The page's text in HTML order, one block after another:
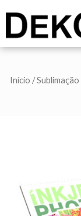
Início /Sublimação